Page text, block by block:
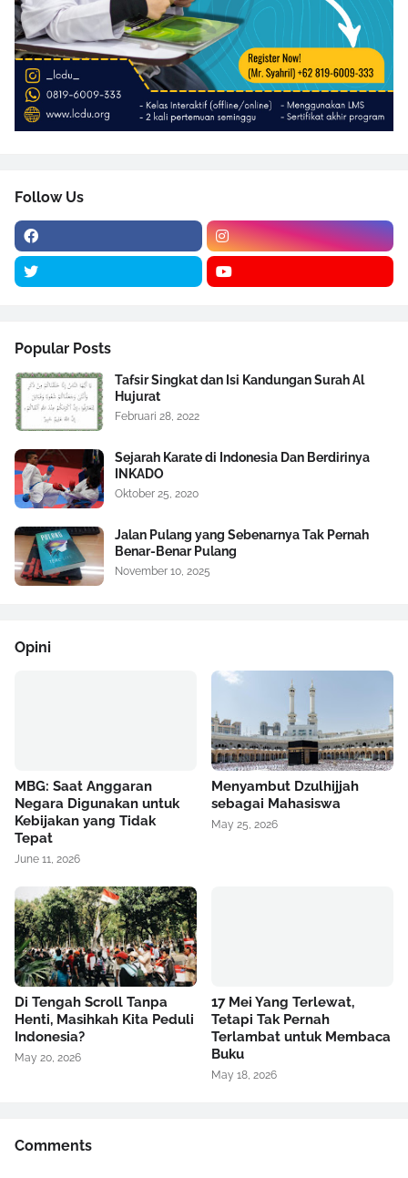
Follow Us
Popular Posts
Tafsir Singkat dan Isi Kandungan Surah Al
Hujurat
Februari 28, 2022
Sejarah Karate di Indonesia Dan Berdirinya
INKADO
Oktober 25, 2020
Jalan Pulang yang Sebenarnya Tak Pernah
Benar-Benar Pulang
November 10, 2025
Opini
MBG: Saat Anggaran
Negara Digunakan untuk
Kebijakan yang Tidak
Tepat
June 11, 2026
Menyambut Dzulhijjah
sebagai Mahasiswa
May 25, 2026
Di Tengah Scroll Tanpa
Henti, Masihkah Kita Peduli
Indonesia?
May 20, 2026
17 Mei Yang Terlewat,
Tetapi Tak Pernah
Terlambat untuk Membaca
Buku
May 18, 2026
Comments